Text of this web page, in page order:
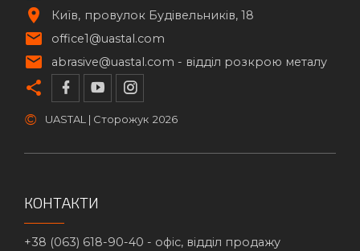
Київ
провулок Будівельників, 18
office1@uastal.com
abrasive@uastal.com - відділ розкрою металу
© UASTAL | Сторожук 2026
КОНТАКТИ
+38 (063) 618-90-40 - офіс, відділ продажу